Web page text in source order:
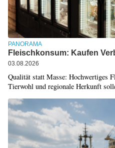
PANORAMA
Fleischkonsum: Kaufen
03.08.2026
Qualität statt Masse: Hochwertiges
Tierwohl und regionale Herkunft